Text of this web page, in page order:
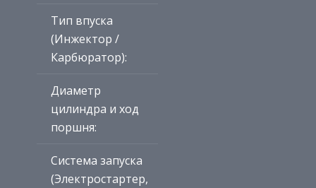
Тип впуска
(Инжектор /
Карбюратор):
Диаметр
цилиндра и ход
поршня:
Система запуска
(Электростартер,